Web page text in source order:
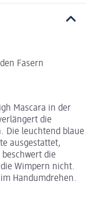
Fasern
Mascara in der
die
Die leuchtend blaue
ausgestattet,
die
Wimpern nicht.
Handumdrehen.